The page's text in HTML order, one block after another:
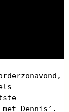
Dennis’.